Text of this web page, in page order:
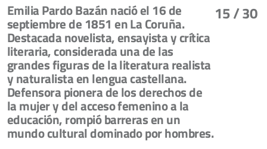
15/ 30
Emilia Pardo Bazán nació el 16 de
septiembre de 1851 en La Coruña.
Destacada novelista, ensayista y crítica
literaria, considerada una de las
grandes figuras de la literatura realista
y naturalista en lengua castellana.
Defensora pionera de los derechos de
la mujer y del acceso femenino a la
educación, rompió barreras en un
mundo cultural dominado por hombres.